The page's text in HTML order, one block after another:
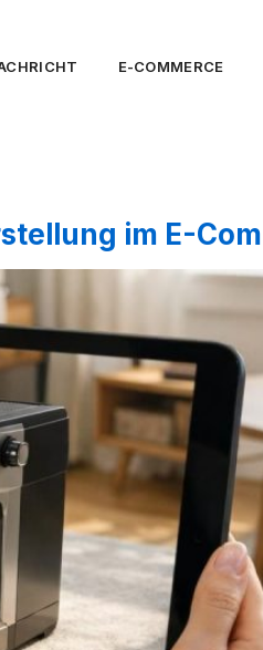
E-COMMERCE
im E-